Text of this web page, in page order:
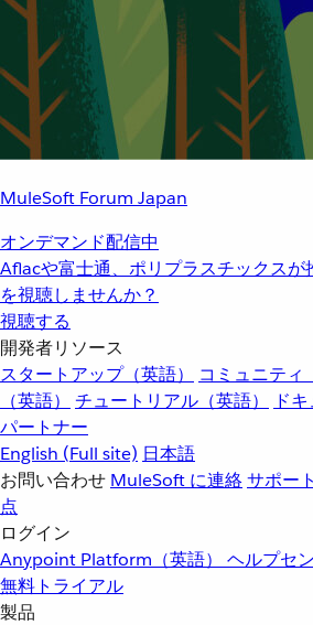
MuleSoft Forum Japan
オンデマンド配信中
Aflacや富士通、ポリプラスチックスが
を視聴しませんか？
視聴する
開発者リソース
スタートアップ（英語）
コミュニティ
（英語）
チュートリアル（英語）
ド
パートナー
English (Full site) 日本語
お問い合わせ MuleSoft に連絡サポー
点
ログイン
Anypoint Platform（英語） ヘルプセ
無料トライアル
製品